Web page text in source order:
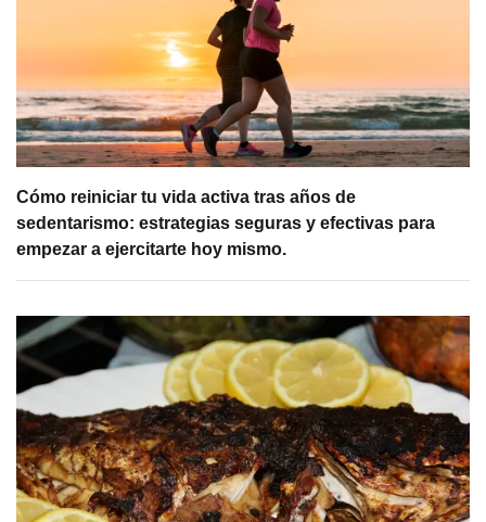
Cómo reiniciar tu vida activa tras años de
sedentarismo: estrategias seguras y efectivas para
empezar a ejercitarte hoy mismo.